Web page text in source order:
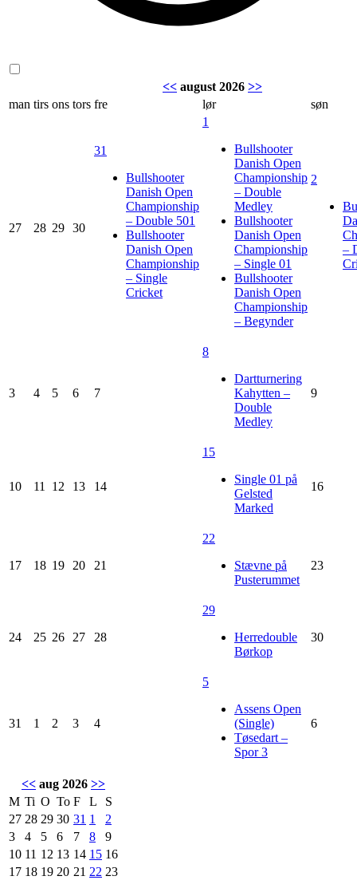
<< august 2026 >>
man tirs ons tors fre lør søn
27 28 29 30
31
Bullshooter
Danish Open
Championship
– Double 501
Bullshooter
Danish Open
Championship
– Single
Cricket
1
Bullshooter
Danish Open
Championship
– Double
Medley
Bullshooter
Danish Open
Championship
– Single 01
Bullshooter
Danish Open
Championship
– Begynder
2
–
3 4 5 6 7
8
Dartturnering
Kahytten –
Double
Medley
9
10 11 12 13 14
15
Single 01 på
Gelsted
Marked
16
17 18 19 20 21
22
Stævne på
Pusterummet
23
24 25 26 27 28
29
Herredouble
Børkop
30
31 1 2 3 4
5
Assens Open
(Single)
Tøsedart –
Spor 3
6
<< aug 2026 >>
M Ti O To F L
S
27 28 29 30 31 1
2
3
4 5 6 7 8
9
10 11 12 13 14 15 16
17 18 19 20 21 22 23